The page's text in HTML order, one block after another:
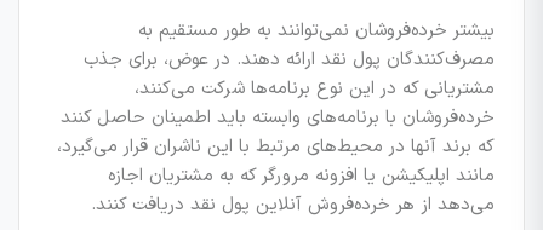
بیشتر خرده‌فروشان نمی‌توانند به طور مستقیم به
مصرف‌کنندگان پول نقد ارائه دهند. در عوض، برای جذب
مشتریانی که در این نوع برنامه‌ها شرکت می‌کنند،
خرده‌فروشان با برنامه‌های وابسته باید اطمینان حاصل کنند
که برند آنها در محیط‌های مرتبط با این ناشران قرار می‌گیرد،
مانند اپلیکیشن یا افزونه مرورگر که به مشتریان اجازه
می‌دهد از هر خرده‌فروش آنلاین پول نقد دریافت کنند.